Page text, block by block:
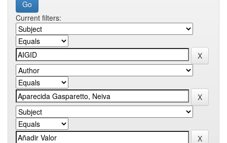
Current filters: